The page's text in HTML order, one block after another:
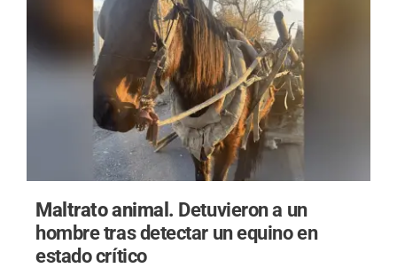
Maltrato animal. Detuvieron a un
hombre tras detectar un equino en
estado crítico